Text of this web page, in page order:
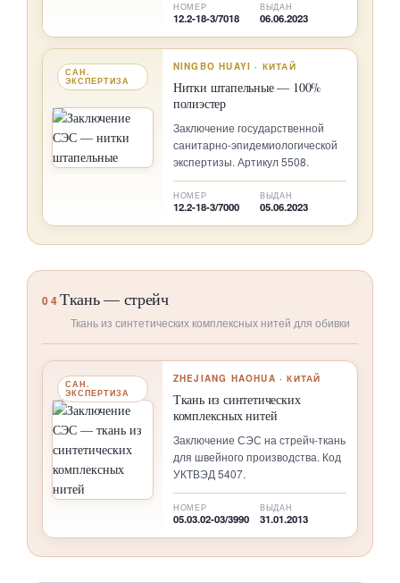
НОМЕР
12.2-18-3/7018
ВЫДАН
06.06.2023
САН.
ЭКСПЕРТИЗА
NINGBO HUAYI · КИТАЙ
Нитки штапельные — 100%
полиэстер
Заключение государственной
санитарно-эпидемиологической
экспертизы. Артикул 5508.
НОМЕР
12.2-18-3/7000
ВЫДАН
05.06.2023
04Ткань — стрейч
Ткань из синтетических комплексных нитей для обивки
САН.
ЭКСПЕРТИЗА
ZHEJIANG HAOHUA · КИТАЙ
Ткань из синтетических
комплексных нитей
Заключение СЭС на стрейч-ткань
для швейного производства. Код
УКТВЭД 5407.
НОМЕР
05.03.02-03/3990
ВЫДАН
31.01.2013